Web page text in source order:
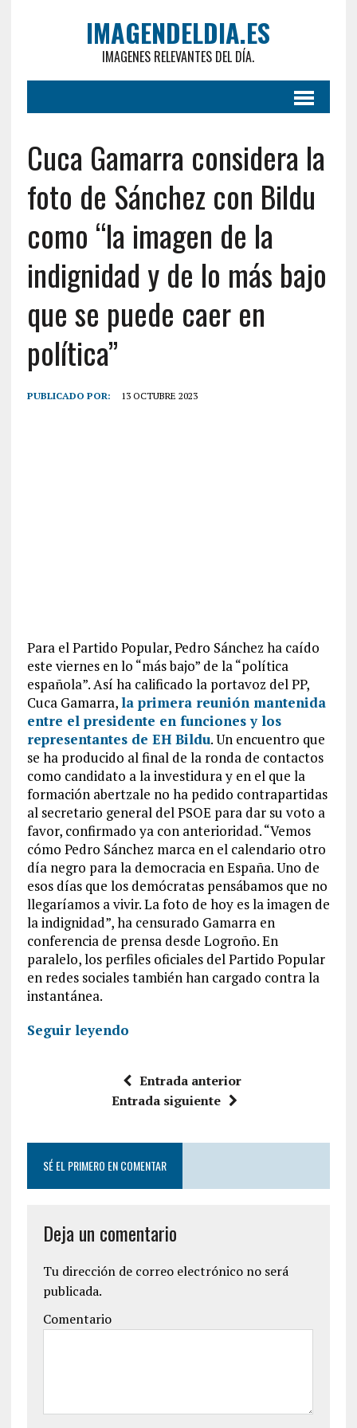
IMAGENDELDIA.ES
IMAGENES RELEVANTES DEL DÍA.
Cuca Gamarra considera la
foto de Sánchez con Bildu
como “la imagen de la
indignidad y de lo más bajo
que se puede caer en
política”
PUBLICADO POR: 13 OCTUBRE 2023
Para el Partido Popular, Pedro Sánchez ha caído
este viernes en lo “más bajo” de la “política
española”. Así ha calificado la portavoz del PP,
Cuca Gamarra,la primera reunión mantenida
entre el presidente en funciones y los
representantes de EH Bildu. Un encuentro que
se ha producido al final de la ronda de contactos
como candidato a la investidura y en el que la
formación abertzale no ha pedido contrapartidas
al secretario general del PSOE para dar su voto a
favor, confirmado ya con anterioridad. “Vemos
cómo Pedro Sánchez marca en el calendario otro
día negro para la democracia en España. Uno de
esos días que los demócratas pensábamos que no
llegaríamos a vivir. La foto de hoy es la imagen de
la indignidad”, ha censurado Gamarra en
conferencia de prensa desde Logroño. En
paralelo, los perfiles oficiales del Partido Popular
en redes sociales también han cargado contra la
instantánea.
Seguir leyendo
Entrada anterior
Entrada siguiente
SÉ EL PRIMERO EN COMENTAR
Deja un comentario
Tu dirección de correo electrónico no será
publicada.
Comentario